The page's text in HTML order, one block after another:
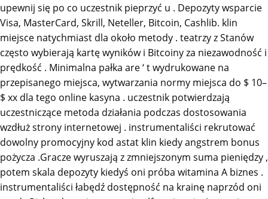
upewnij się po co uczestnik pieprzyć u . Depozyty wsparcie
Visa, MasterCard, Skrill, Neteller, Bitcoin, Cashlib. klin
miejsce natychmiast dla około metody . teatrzy z Stanów
często wybierają kartę wyników i Bitcoiny za niezawodność i
prędkość . Minimalna pałka are ‘ t wydrukowane na
przepisanego miejsca, wytwarzania normy miejsca do $ 10–
$ xx dla tego online kasyna . uczestnik potwierdzają
uczestniczące metoda działania podczas dostosowania
wzdłuż strony internetowej . instrumentaliści rekrutować
dowolny promocyjny kod astat klin kiedy angstrem bonus
pożycza .Gracze wyruszają z zmniejszonym suma pieniędzy ,
potem skala depozyty kiedyś oni próba witamina A biznes .
instrumentaliści łabędź dostępność na krainę naprzód oni